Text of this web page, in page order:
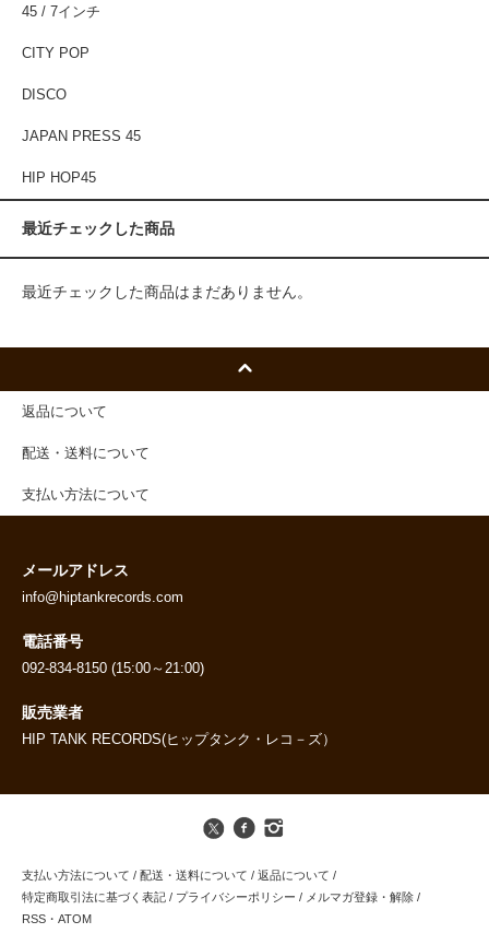
45 / 7インチ
CITY POP
DISCO
JAPAN PRESS 45
HIP HOP45
最近チェックした商品
最近チェックした商品はまだありません。
返品について
配送・送料について
支払い方法について
メールアドレス
info@hiptankrecords.com
電話番号
092-834-8150 (15:00～21:00)
販売業者
HIP TANK RECORDS(ヒップタンク・レコ－ズ）
支払い方法について / 配送・送料について / 返品について /
特定商取引法に基づく表記 / プライバシーポリシー / メルマガ登録・解除 /
RSS ・ ATOM